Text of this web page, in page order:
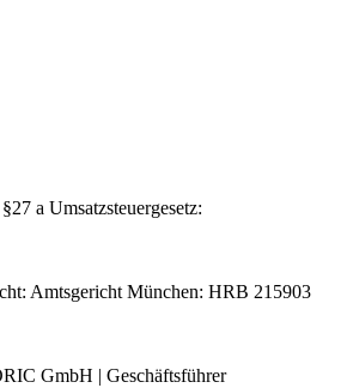
a Umsatzsteuergesetz:
Amtsgericht München: HRB 215903
GmbH | Geschäftsführer